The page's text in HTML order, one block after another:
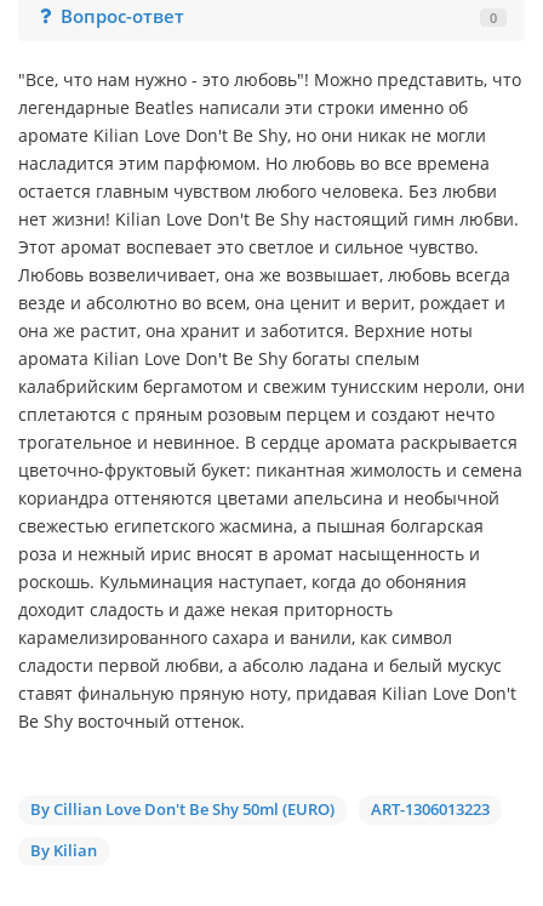
Вопрос-ответ
0
"Все, что нам нужно - это любовь"! Можно представить, что
легендарные Beatles написали эти строки именно об
аромате Kilian Love Don't Be Shy, но они никак не могли
насладится этим парфюмом. Но любовь во все времена
остается главным чувством любого человека. Без любви
нет жизни! Kilian Love Don't Be Shy настоящий гимн любви.
Этот аромат воспевает это светлое и сильное чувство.
Любовь возвеличивает, она же возвышает, любовь всегда
везде и абсолютно во всем, она ценит и верит, рождает и
она же растит, она хранит и заботится. Верхние ноты
аромата Kilian Love Don't Be Shy богаты спелым
калабрийским бергамотом и свежим тунисским нероли, они
сплетаются с пряным розовым перцем и создают нечто
трогательное и невинное. В сердце аромата раскрывается
цветочно-фруктовый букет: пикантная жимолость и семена
кориандра оттеняются цветами апельсина и необычной
свежестью египетского жасмина, а пышная болгарская
роза и нежный ирис вносят в аромат насыщенность и
роскошь. Кульминация наступает, когда до обоняния
доходит сладость и даже некая приторность
карамелизированного сахара и ванили, как символ
сладости первой любви, а абсолю ладана и белый мускус
ставят финальную пряную ноту, придавая Kilian Love Don't
Be Shy восточный оттенок.
By Cillian Love Don't Be Shy 50ml (EURO)
ART-1306013223
By Kilian